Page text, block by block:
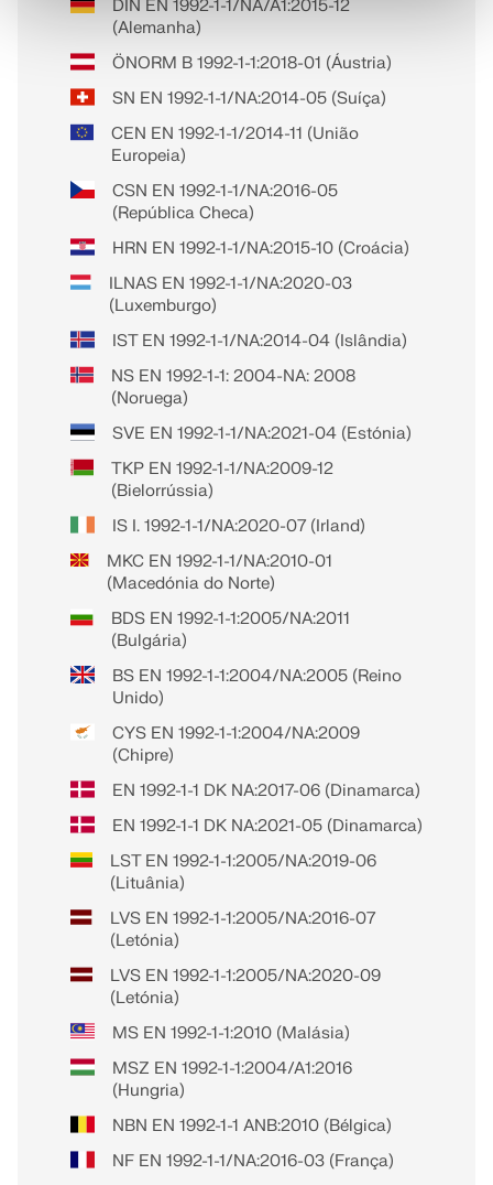
DIN EN 1992-1-1/NA/A1:2015-12
(Alemanha)
ÖNORM B 1992-1-1:2018-01 (Áustria)
SN EN 1992-1-1/NA:2014-05 (Suíça)
CEN EN 1992-1-1/2014-11 (União
Europeia)
CSN EN 1992-1-1/NA:2016-05
(República Checa)
HRN EN 1992-1-1/NA:2015-10 (Croácia)
ILNAS EN 1992-1-1/NA:2020-03
(Luxemburgo)
IST EN 1992-1-1/NA:2014-04 (Islândia)
NS EN 1992-1-1: 2004-NA: 2008
(Noruega)
SVE EN 1992-1-1/NA:2021-04 (Estónia)
TKP EN 1992-1-1/NA:2009-12
(Bielorrússia)
IS I. 1992-1-1/NA:2020-07 (Irland)
MKC EN 1992-1-1/NA:2010-01
(Macedónia do Norte)
BDS EN 1992-1-1:2005/NA:2011
(Bulgária)
BS EN 1992-1-1:2004/NA:2005 (Reino
Unido)
CYS EN 1992-1-1:2004/NA:2009
(Chipre)
EN 1992-1-1 DK NA:2017-06 (Dinamarca)
EN 1992-1-1 DK NA:2021-05 (Dinamarca)
LST EN 1992-1-1:2005/NA:2019-06
(Lituânia)
LVS EN 1992-1-1:2005/NA:2016-07
(Letónia)
LVS EN 1992-1-1:2005/NA:2020-09
(Letónia)
MS EN 1992-1-1:2010 (Malásia)
MSZ EN 1992-1-1:2004/A1:2016
(Hungria)
NBN EN 1992-1-1 ANB:2010 (Bélgica)
NF EN 1992-1-1/NA:2016-03 (França)